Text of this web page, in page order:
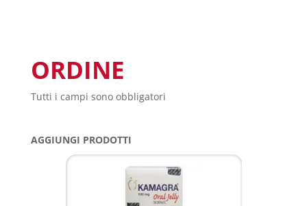
ORDINE
Tutti i campi sono obbligatori
AGGIUNGI PRODOTTI